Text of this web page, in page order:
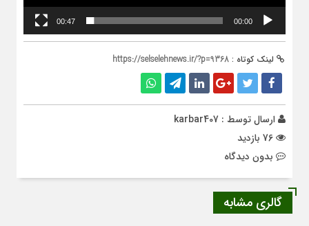
00:00
00:47
لینک کوتاه : https://selselehnews.ir/?p=9368
ارسال توسط : karbar407
بدون دیدگاه
گالری مشابه